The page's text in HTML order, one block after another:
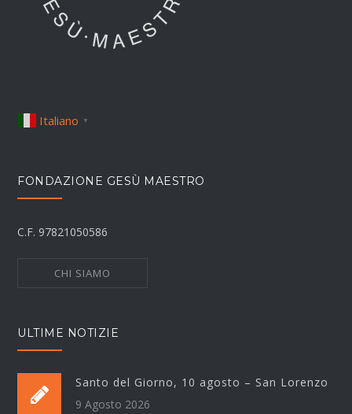
Italiano ▼
FONDAZIONE GESÙ MAESTRO
C.F. 97821050586
CHI SIAMO
ULTIME NOTIZIE
Santo del Giorno, 10 agosto – San Lorenzo
9 Agosto 2026